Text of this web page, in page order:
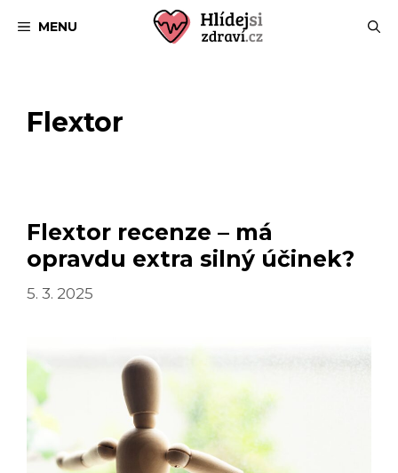
MENU
Flextor
Flextor recenze – má
opravdu extra silný účinek?
5. 3. 2025